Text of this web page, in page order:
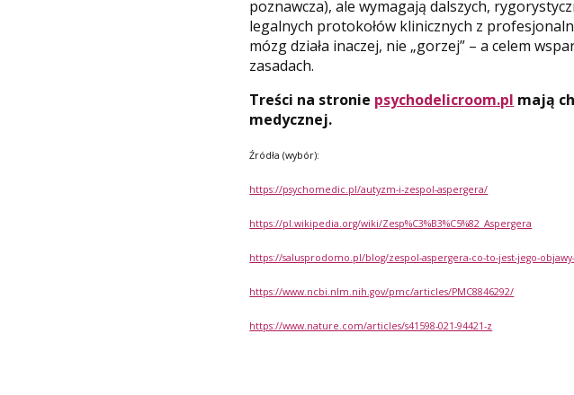
poznawcza), ale wymagają dalszych,
legalnych protokołów klinicznych z
mózg działa inaczej, nie „gorzej” – a celem
zasadach.
Treści na stronie psychodelicroom.pl mają
medycznej.
Źródła (wybór):
https://psychomedic.pl/autyzm-i-zespol-aspergera/
https://pl.wikipedia.org/wiki/Zesp%C3%B3%C5%82_Aspergera
https://salusprodomo.pl/blog/zespol-aspergera-co-to-jest-jego-
https://www.ncbi.nlm.nih.gov/pmc/articles/PMC8846292/
https://www.nature.com/articles/s41598-021-94421-z